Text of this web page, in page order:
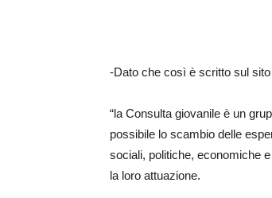
-Dato che così è scritto sul
“la Consulta giovanile è un
possibile lo scambio delle
sociali, politiche, economiche
la loro attuazione.